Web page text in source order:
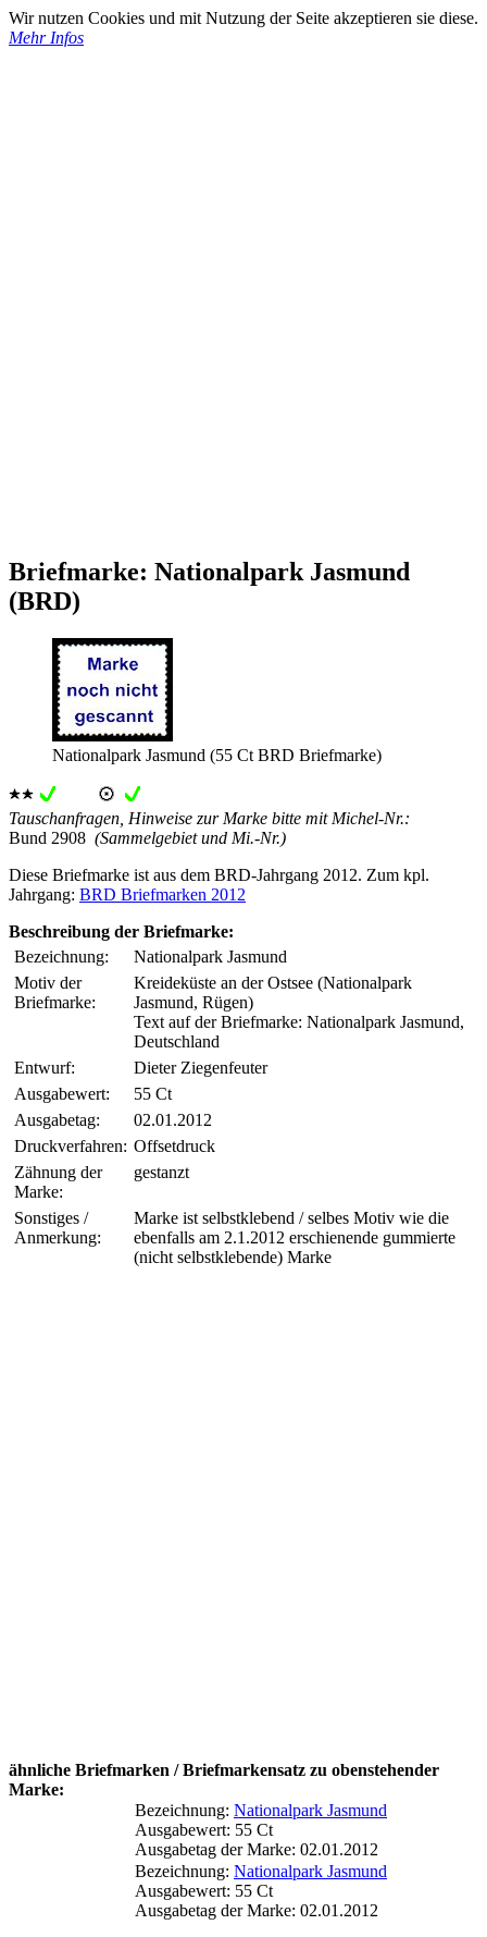
Wir nutzen Cookies und mit Nutzung der Seite akzeptieren sie diese.
Mehr Infos
Briefmarke: Nationalpark Jasmund
(BRD)
Nationalpark Jasmund (55 Ct BRD Briefmarke)
Tauschanfragen, Hinweise zur Marke bitte mit Michel-Nr.:
Bund 2908 (Sammelgebiet und Mi.-Nr.)
Diese Briefmarke ist aus dem BRD-Jahrgang 2012. Zum kpl.
Jahrgang: BRD Briefmarken 2012
Beschreibung der Briefmarke:
Bezeichnung:
Nationalpark Jasmund
Motiv der
Briefmarke:
Kreideküste an der Ostsee (Nationalpark
Jasmund, Rügen)
Text auf der Briefmarke: Nationalpark Jasmund,
Deutschland
Entwurf:
Dieter Ziegenfeuter
Ausgabewert:
55 Ct
Ausgabetag:
02.01.2012
Druckverfahren: Offsetdruck
Zähnung der
Marke:
gestanzt
Sonstiges /
Anmerkung:
Marke ist selbstklebend / selbes Motiv wie die
ebenfalls am 2.1.2012 erschienende gummierte
(nicht selbstklebende) Marke
ähnliche Briefmarken / Briefmarkensatz zu obenstehender
Marke:
Bezeichnung: Nationalpark Jasmund
Ausgabewert: 55 Ct
Ausgabetag der Marke: 02.01.2012
Bezeichnung: Nationalpark Jasmund
Ausgabewert: 55 Ct
Ausgabetag der Marke: 02.01.2012